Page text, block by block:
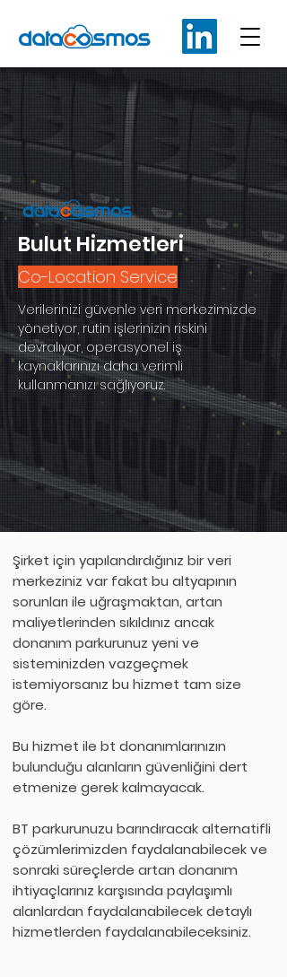
Bulut Hizmetleri
Co-Location Service
Verilerinizi güvenle veri merkezimizde
yönetiyor, rutin işlerinizin riskini
devralıyor, operasyonel iş
kaynaklarınızı daha verimli
kullanmanızı sağlıyoruz.
Şirket için yapılandırdığınız bir veri
merkeziniz var fakat bu altyapının
sorunları ile uğraşmaktan, artan
maliyetlerinden sıkıldınız ancak
donanım parkurunuz yeni ve
sisteminizden vazgeçmek
istemiyorsanız bu hizmet tam size
göre.
Bu hizmet ile bt donanımlarınızın
bulunduğu alanların güvenliğini dert
etmenize gerek kalmayacak.
BT parkurunuzu barındıracak alternatifli
çözümlerimizden faydalanabilecek ve
sonraki süreçlerde artan donanım
ihtiyaçlarınız karşısında paylaşımlı
alanlardan faydalanabilecek detaylı
hizmetlerden faydalanabileceksiniz.